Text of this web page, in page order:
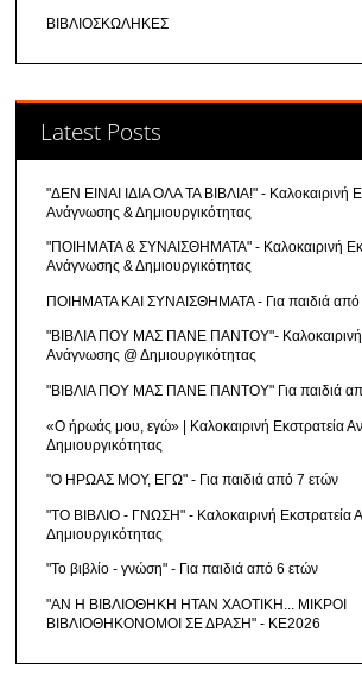
ΒΙΒΛΙΟΣΚΩΛΗΚΕΣ
Latest Posts
"ΔΕΝ ΕΙΝΑΙ ΙΔΙΑ ΟΛΑ ΤΑ ΒΙΒΛΙΑ!" - Καλοκαιρινή
Ανάγνωσης & Δημιουργικότητας
"ΠΟΙΗΜΑΤΑ & ΣΥΝΑΙΣΘΗΜΑΤΑ" - Καλοκαιρινή
Ανάγνωσης & Δημιουργικότητας
ΠΟΙΗΜΑΤΑ ΚΑΙ ΣΥΝΑΙΣΘΗΜΑΤΑ - Για παιδιά από
"ΒΙΒΛΙΑ ΠΟΥ ΜΑΣ ΠΑΝΕ ΠΑΝΤΟΥ"- Καλοκαιρινή
Ανάγνωσης @ Δημιουργικότητας
"ΒΙΒΛΙΑ ΠΟΥ ΜΑΣ ΠΑΝΕ ΠΑΝΤΟΥ" Για παιδιά
«Ο ήρωάς μου, εγώ» | Καλοκαιρινή Εκστρατεία
Δημιουργικότητας
"Ο ΗΡΩΑΣ ΜΟΥ, ΕΓΩ" - Για παιδιά από 7 ετών
"ΤΟ ΒΙΒΛΙΟ - ΓΝΩΣΗ" - Καλοκαιρινή Εκστρατεία
Δημιουργικότητας
"Το βιβλίο - γνώση" - Για παιδιά από 6 ετών
"ΑΝ Η ΒΙΒΛΙΟΘΗΚΗ ΗΤΑΝ ΧΑΟΤΙΚΗ... ΜΙΚΡΟΙ
ΒΙΒΛΙΟΘΗΚΟΝΟΜΟΙ ΣΕ ΔΡΑΣΗ" - ΚΕ2026